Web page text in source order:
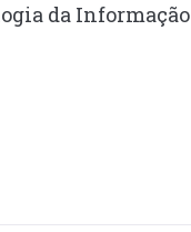
da Informação